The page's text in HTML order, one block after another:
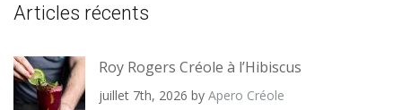
Articles récents
Roy Rogers Créole à l’Hibiscus
juillet 7th, 2026 by Apero Créole